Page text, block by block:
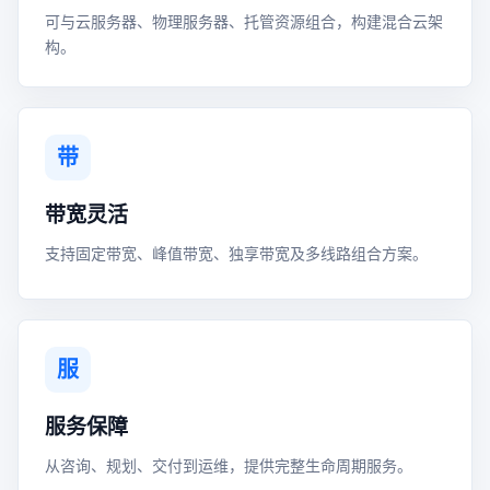
可与云服务器、物理服务器、托管资源组合，构建混合云架
构。
带
带宽灵活
支持固定带宽、峰值带宽、独享带宽及多线路组合方案。
服
服务保障
从咨询、规划、交付到运维，提供完整生命周期服务。